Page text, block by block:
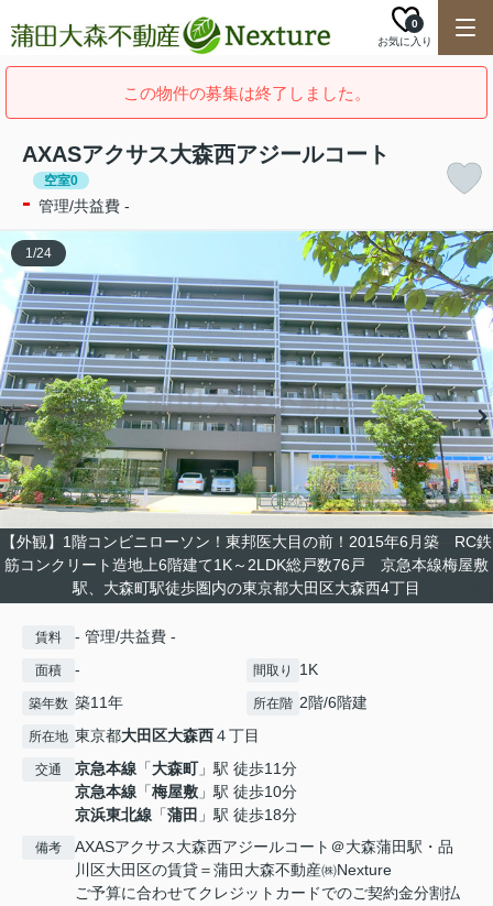
お気に入り
0
この物件の募集は終了しました。
AXASアクサス大森西アジールコート
空室0
- 管理/共益費 -
【外観】1階コンビニローソン！東邦医大目の前！2015年6月築 RC鉄
筋コンクリート造地上6階建て1K～2LDK総戸数76戸 京急本線梅屋敷
駅、大森町駅徒歩圏内の東京都大田区大森西4丁目
1/24
賃料 - 管理/共益費 -
面積 - 間取り 1K
築年数 築11年 所在階 2階/6階建
所在地 東京都大田区大森西４丁目
交通 京急本線 「大森町」駅 徒歩11分
京急本線 「梅屋敷 」駅 徒歩10分
京浜東北線 「蒲田 」駅 徒歩18分
備考
AXASアクサス大森西アジールコート＠大森蒲田駅・品
川区大田区の賃貸＝蒲田大森不動産㈱Nexture
ご予算に合わせてクレジットカードでのご契約金分割払